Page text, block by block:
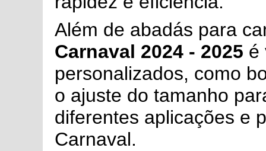
Além de abadás para
Carnaval 2024 - 2025 é
personalizados, como
o ajuste do tamanho
diferentes aplicações e
Carnaval.